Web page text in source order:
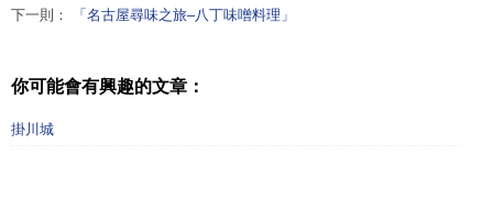
下一則：
「名古屋尋味之旅–八丁味噌料理」
你可能會有興趣的文章：
掛川城